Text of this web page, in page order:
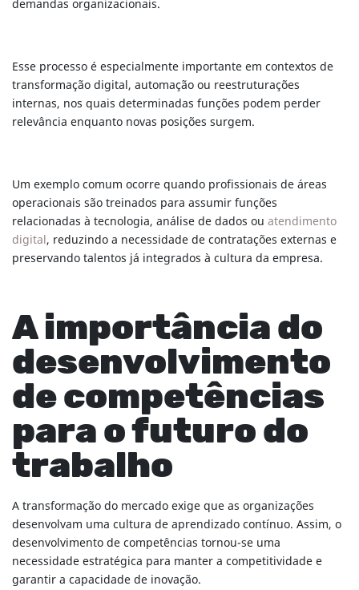
demandas organizacionais.
Esse processo é especialmente importante em contextos de
transformação digital, automação ou reestruturações
internas, nos quais determinadas funções podem perder
relevância enquanto novas posições surgem.
Um exemplo comum ocorre quando profissionais de áreas
operacionais são treinados para assumir funções
relacionadas à tecnologia, análise de dados ou atendimento
digital, reduzindo a necessidade de contratações externas e
preservando talentos já integrados à cultura da empresa.
A importância do
desenvolvimento
de competências
para o futuro do
trabalho
A transformação do mercado exige que as organizações
desenvolvam uma cultura de aprendizado contínuo. Assim, o
desenvolvimento de competências tornou-se uma
necessidade estratégica para manter a competitividade e
garantir a capacidade de inovação.